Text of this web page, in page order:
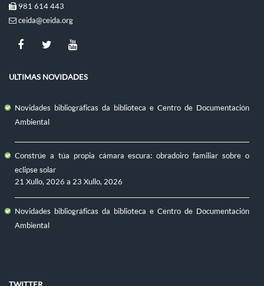
981 614 443
ceida@ceida.org
ULTIMAS NOVIDADES
Novidades bibliográficas da biblioteca e Centro de Documentación
Ambiental
Constrúe a túa propia cámara escura: obradoiro familiar sobre o
eclipse solar
21 Xullo, 2026 a 23 Xullo, 2026
Novidades bibliográficas da biblioteca e Centro de Documentación
Ambiental
TWITTER